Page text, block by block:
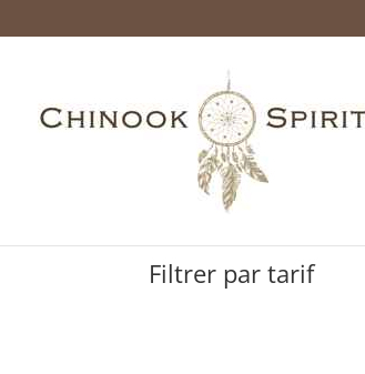
Filtrer par tarif